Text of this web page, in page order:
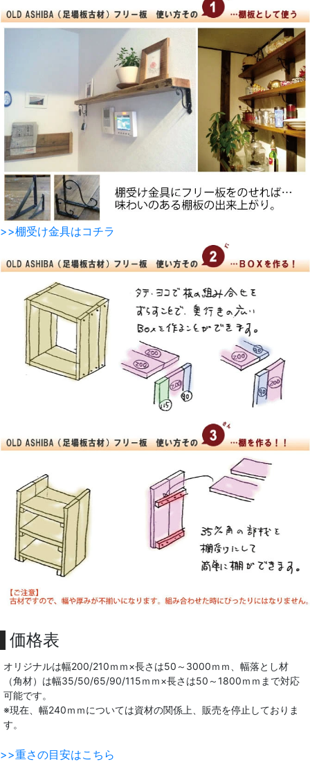
>>棚受け金具はコチラ
価格表
オリジナルは幅200/210ｍｍ×長さは50～3000ｍｍ、幅落とし材
（角材）は幅35/50/65/90/115ｍｍ×長さは50～1800ｍｍまで対応
可能です。
※現在、幅240ｍｍについては資材の関係上、販売を停止しておりま
す。
>>重さの目安はこちら